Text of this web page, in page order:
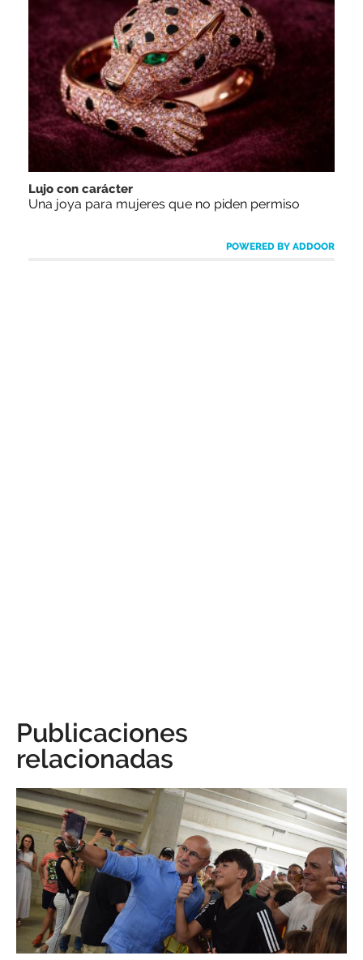
Lujo con carácter
Una joya para mujeres que no piden permiso
POWERED BY ADDOOR
Publicaciones
relacionadas